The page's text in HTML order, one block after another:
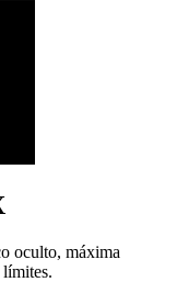
oculto, máxima